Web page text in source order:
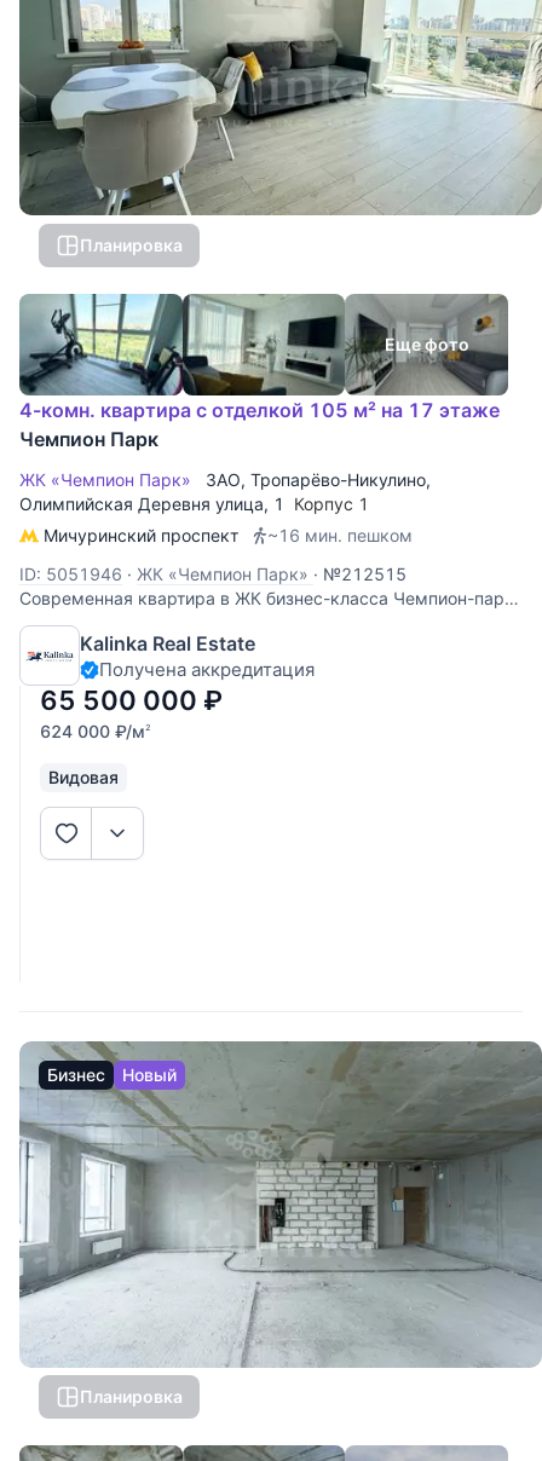
Планировка
Еще фото
4-комн. квартира с отделкой 105 м² на 17 этаже
Чемпион Парк
ЖК «Чемпион Парк» ЗАО, Тропарёво-Никулино,
Олимпийская Деревня улица, 1
Корпус 1
Мичуринский проспект
~16 мин. пешком
ID: 5051946 · ЖК «Чемпион Парк» · №212515
Современная квартира в ЖК бизнес-класса Чемпион-парк
(застройщик Интеко). Эргономичная планировка: - 3
спальни; - просторная кухня-гостиная; - два санузла; -
вместительная гардеробная; - отдельная постирочная; -
большая утепленная
Kalinka Real Estate
Получена аккредитация
65 500 000 ₽
624 000 ₽/м2
Видовая
Бизнес Новый
Планировка